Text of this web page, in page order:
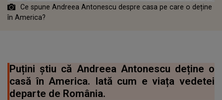
Ce spune Andreea Antonescu despre casa pe care o deține
în America?
Puțini știu că Andreea Antonescu deține o
casă în America. Iată cum e viața vedetei
departe de România.